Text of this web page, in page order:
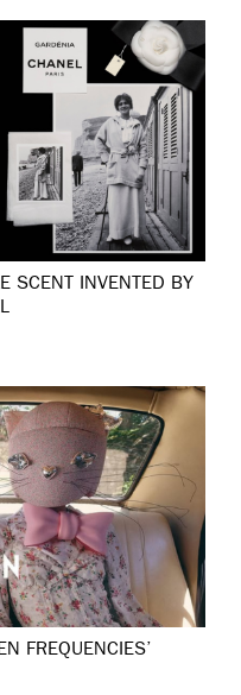
SCENT INVENTED BY
FREQUENCIES’